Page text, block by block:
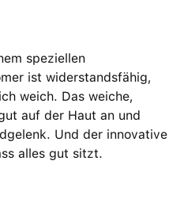
speziellen
ist widerstandsfähig,
weich. Das weiche,
auf der Haut an und
Und der innovative
alles gut sitzt.